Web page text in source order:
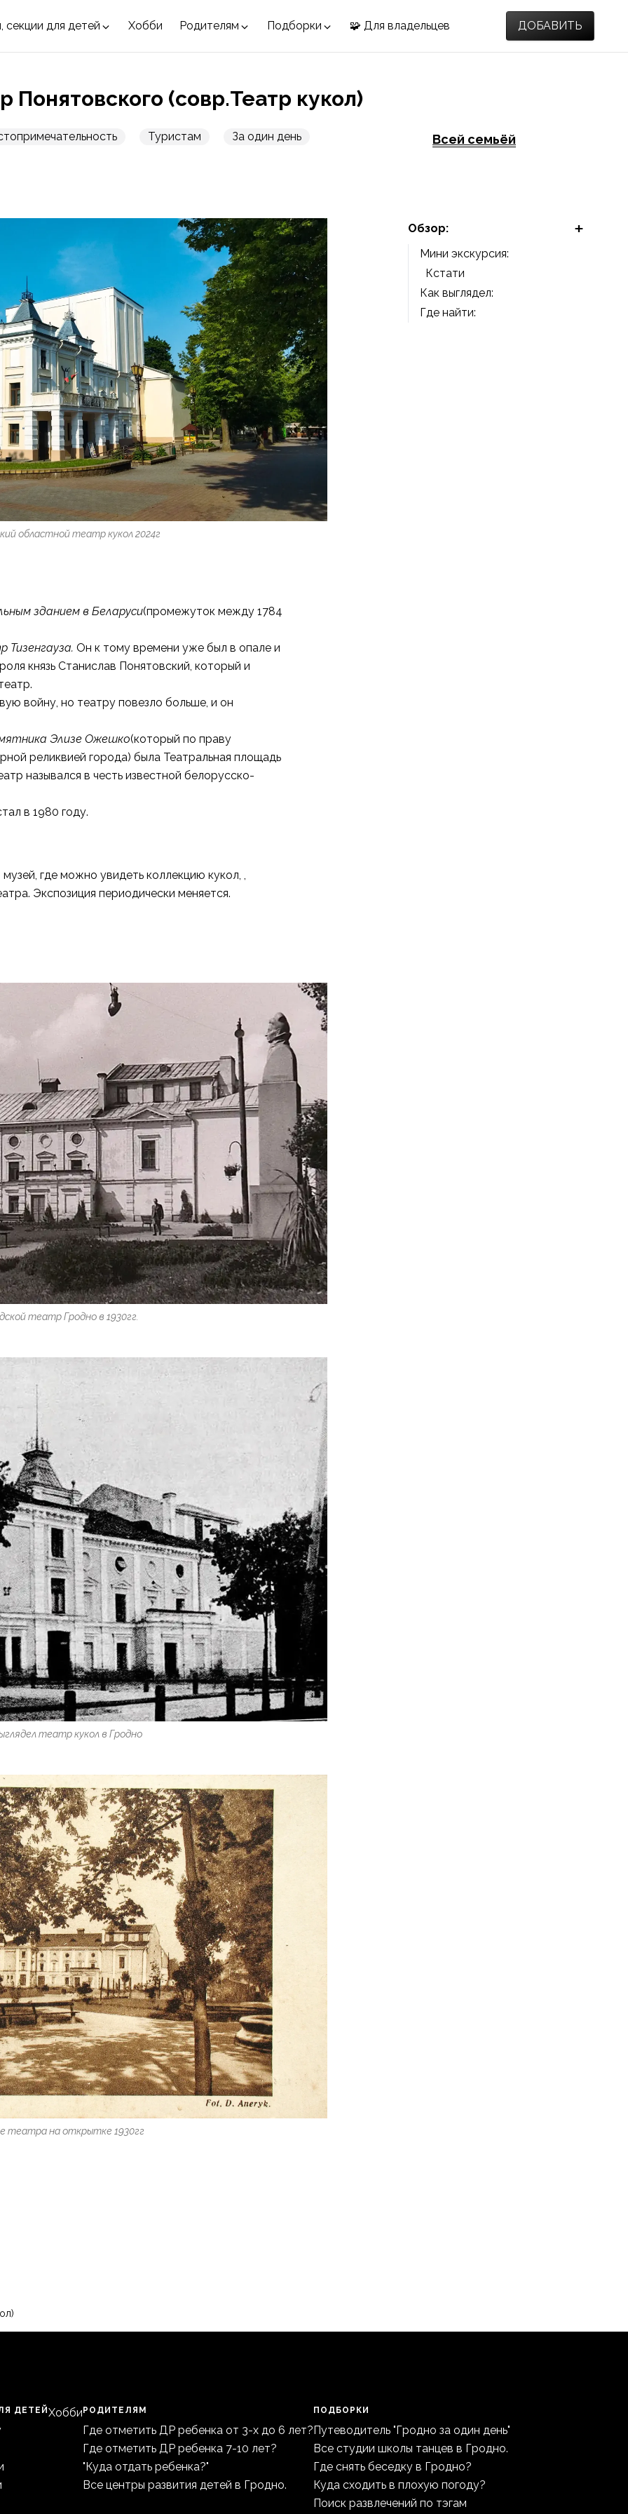
секции для детей Хобби Родителям Подборки 🧩 Для владельцев ДОБАВИТЬ
Понятовского (совр.Театр кукол)
Туристам За один день Всей семьёй
Обзор:
Мини экскурсия:
Кстати
Как выглядел:
Где найти:
областной театр кукол 2024г
зданием в Беларуси(промежуток между 1784
Он к тому времени уже был в опале и
князь Станислав Понятовский, который и
войну, но театру повезло больше, и он
Элизе Ожешко(который по праву
реликвией города) была Театральная площадь
назывался в честь известной белорусско-
в 1980 году.
где можно увидеть коллекцию кукол, ,
Экспозиция периодически меняется.
театр Гродно в 1930гг.
театр кукол в Гродно
театра на открытке 1930гг
ДЕТЕЙХоббиРОДИТЕЛЯМ
Где отметить ДР ребенка от 3-х до 6 лет?
Где отметить ДР ребенка 7-10 лет?
"Куда отдать ребенка?"
Все центры развития детей в Гродно.
ПОДБОРКИ
Путеводитель "Гродно за один день"
Все студии школы танцев в Гродно.
Где снять беседку в Гродно?
Куда сходить в плохую погоду?
Поиск развлечений по тэгам